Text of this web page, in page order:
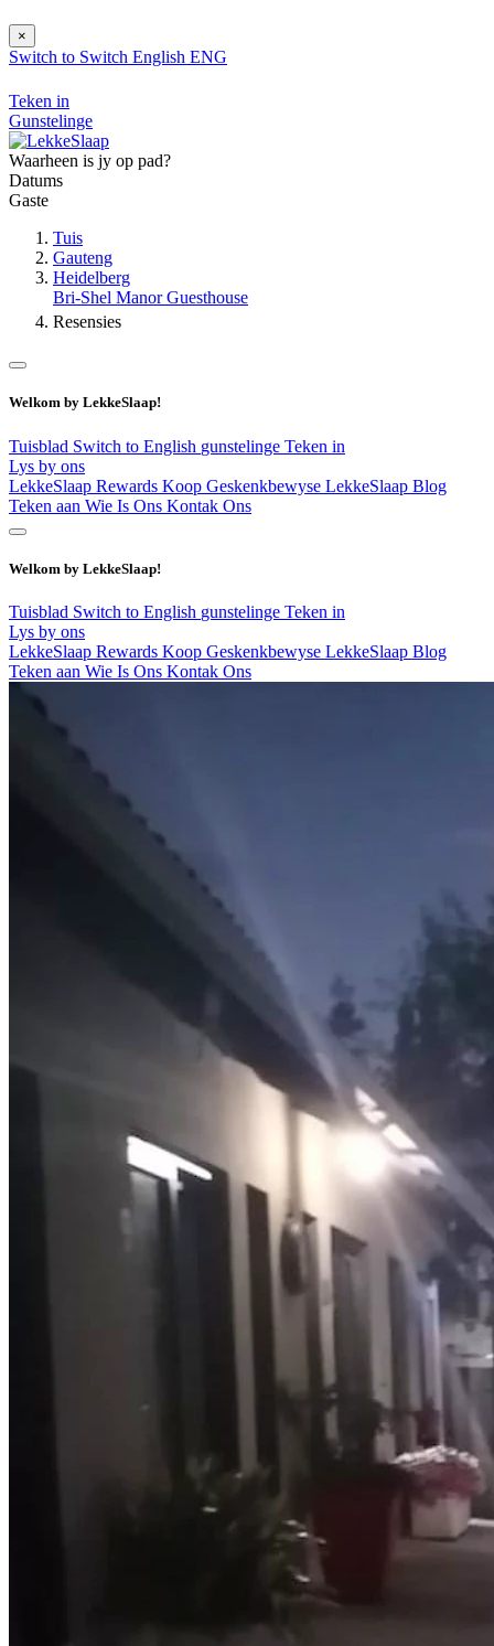
×
Switch to Switch English ENG
Teken in
Gunstelinge
Waarheen is jy op pad?
Datums
Gaste
Tuis
Gauteng
Heidelberg
Bri-Shel Manor Guesthouse
Resensies
Welkom by LekkeSlaap!
Tuisblad Switch to English gunstelinge Teken in
Lys by ons
LekkeSlaap Rewards Koop Geskenkbewyse LekkeSlaap Blog
Teken aan Wie Is Ons Kontak Ons
Welkom by LekkeSlaap!
Tuisblad Switch to English gunstelinge Teken in
Lys by ons
LekkeSlaap Rewards Koop Geskenkbewyse LekkeSlaap Blog
Teken aan Wie Is Ons Kontak Ons